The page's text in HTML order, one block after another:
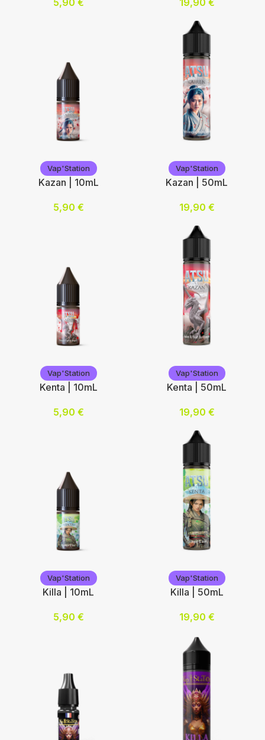
Nicotine (mg/mL) :
Choix des options
Ajouter au panier
5,90 €
Vap'Station
Choix des options
19,90 €
Vap'Station
Ajouter au panier
Vap'Station
Kazan | 10mL
5,90 €
Vap'Station
Choix des options
Vap'Station
Kazan | 50mL
19,90 €
Vap'Station
Ajouter au panier
Vap'Station
Kenta | 10mL
5,90 €
Vap'Station
Nicotine (mg/mL) :
Choix des options
Vap'Station
Kenta | 50mL
19,90 €
Vap'Station
Ajouter au panier
Vap'Station
Killa | 10mL
5,90 €
Vap'Station
Killa | 50mL
19,90 €